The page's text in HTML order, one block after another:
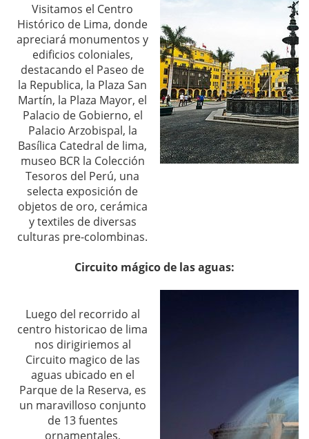
Visitamos el Centro
Histórico de Lima, donde
apreciará monumentos y
edificios coloniales,
destacando el Paseo de
la Republica, la Plaza San
Martín, la Plaza Mayor, el
Palacio de Gobierno, el
Palacio Arzobispal, la
Basílica Catedral de lima,
museo BCR la Colección
Tesoros del Perú, una
selecta exposición de
objetos de oro, cerámica
y textiles de diversas
culturas pre-colombinas.
Circuito mágico de las aguas:
Luego del recorrido al
centro historicao de lima
nos dirigiriemos al
Circuito magico de las
aguas ubicado en el
Parque de la Reserva, es
un maravilloso conjunto
de 13 fuentes
ornamentales,